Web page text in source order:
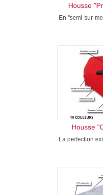
Housse
En "semi-sur-
Housse
La perfection